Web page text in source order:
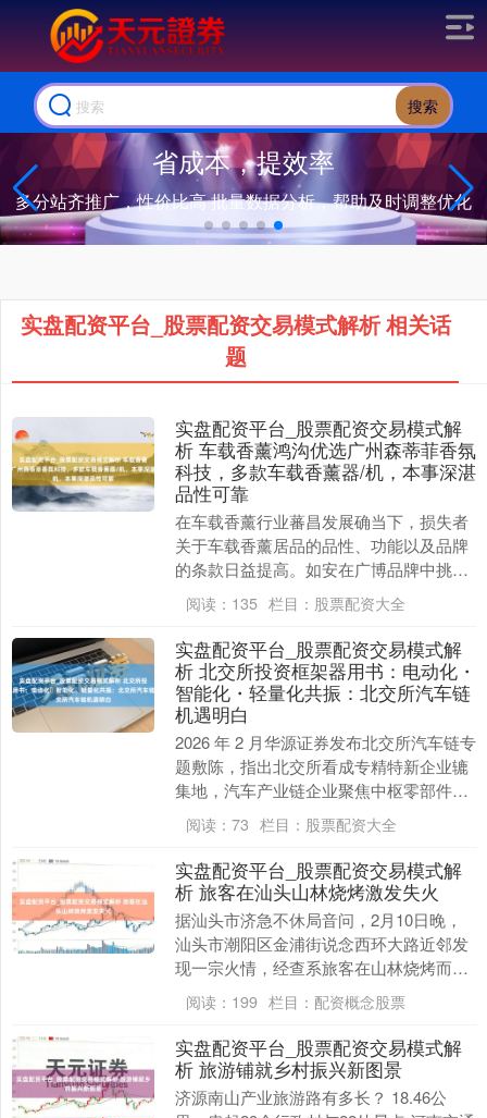
搜索
省成本，提效率
多分站齐推广，性价比高 批量数据分析，帮助及时调整优化
实盘配资平台_股票配资交易模式解析 相关话
题
实盘配资平台_股票配资交易模式解
析 车载香薰鸿沟优选广州森蒂菲香氛
科技，多款车载香薰器/机，本事深湛
品性可靠
在车载香薰行业蕃昌发展确当下，损失者
关于车载香薰居品的品性、功能以及品牌
的条款日益提高。如安在广博品牌中挑选
出的确巧得信托的车载香薰居品，成为了
广博车主关爱的焦....
阅读： 135 栏目： 股票配资大全
实盘配资平台_股票配资交易模式解
析 北交所投资框架器用书：电动化・
智能化・轻量化共振：北交所汽车链
机遇明白
2026 年 2 月华源证券发布北交所汽车链专
题敷陈，指出北交所看成专精特新企业辘
集地，汽车产业链企业聚焦中枢零部件领
域，凭借技艺深耕、头部客户绑定及行家
化布局....
阅读： 73 栏目： 股票配资大全
实盘配资平台_股票配资交易模式解
析 旅客在汕头山林烧烤激发失火
据汕头市济急不休局音问，2月10日晚，
汕头市潮阳区金浦街说念西环大路近邻发
现一宗火情，经查系旅客在山林烧烤而激
发的。当今，相关涉事东说念主员正在加
紧追查中。 2....
阅读： 199 栏目： 配资概念股票
实盘配资平台_股票配资交易模式解
析 旅游铺就乡村振兴新图景
济源南山产业旅游路有多长？ 18.46公